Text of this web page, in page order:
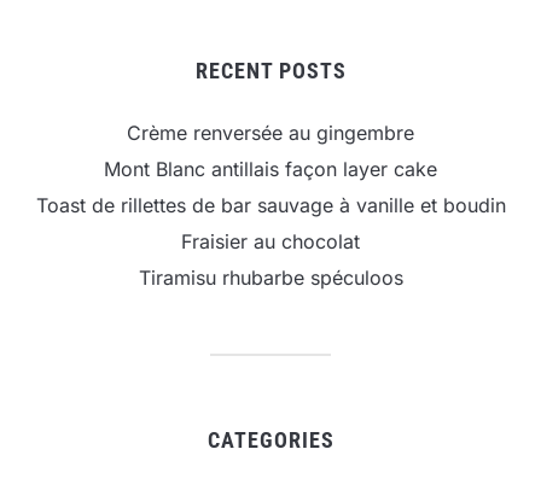
RECENT POSTS
Crème renversée au gingembre
Mont Blanc antillais façon layer cake
Toast de rillettes de bar sauvage à vanille et boudin
Fraisier au chocolat
Tiramisu rhubarbe spéculoos
CATEGORIES